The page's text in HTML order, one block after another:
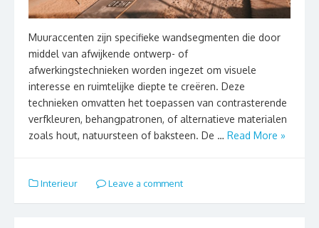
Muuraccenten zijn specifieke wandsegmenten die door
middel van afwijkende ontwerp- of
afwerkingstechnieken worden ingezet om visuele
interesse en ruimtelijke diepte te creëren. Deze
technieken omvatten het toepassen van contrasterende
verfkleuren, behangpatronen, of alternatieve materialen
zoals hout, natuursteen of baksteen. De … Read More »
Interieur Leave a comment